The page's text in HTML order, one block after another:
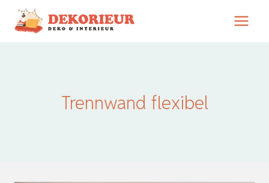
Zum
Inhalt
Trennwand flexibel